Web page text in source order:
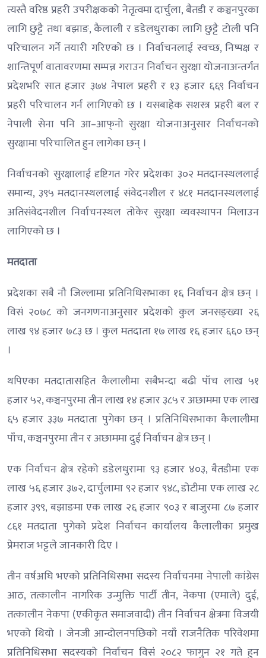
त्यस्तै वरिष्ठ प्रहरी उपरीक्षकको नेतृत्वमा दार्चुला, बैतडी र कञ्चनपुरका
लागि छुट्टै तथा बझाङ, कैलाली र डडेलधुराका लागि छुट्टै टोली पनि
परिचालन गर्ने तयारी गरिएको छ । निर्वाचनलाई स्वच्छ, निष्पक्ष र
शान्तिपूर्ण वातावरणमा सम्पन्न गराउन निर्वाचन सुरक्षा योजनाअन्तर्गत
प्रदेशभरि सात हजार ३७४ नेपाल प्रहरी र १३ हजार ६६९ निर्वाचन
प्रहरी परिचालन गर्न लागिएको छ । यसबाहेक सशस्त्र प्रहरी बल र
नेपाली सेना पनि आ–आफ्‌नो सुरक्षा योजनाअनुसार निर्वाचनको
सुरक्षामा परिचालित हुन लागेका छन् ।
निर्वाचनको सुरक्षालाई दृष्टिगत गरेर प्रदेशका ३०२ मतदानस्थललाई
समान्य, ३९५ मतदानस्थललाई संवेदनशील र ४८१ मतदानस्थललाई
अतिसंवेदनशील निर्वाचनस्थल तोकेर सुरक्षा व्यवस्थापन मिलाउन
लागिएको छ ।
मतदाता
प्रदेशका सबै नौ जिल्लामा प्रतिनिधिसभाका १६ निर्वाचन क्षेत्र छन् ।
विसं २०७८ को जनगणनाअनुसार प्रदेशको कुल जनसङ्ख्या २६
लाख ९४ हजार ७८३ छ । कुल मतदाता १७ लाख १६ हजार ६६० छन्
।
थपिएका मतदातासहित कैलालीमा सबैभन्दा बढी पाँच लाख ५१
हजार ५२, कञ्चनपुरमा तीन लाख १४ हजार ३८५ र अछाममा एक लाख
६५ हजार ३३७ मतदाता पुगेका छन् । प्रतिनिधिसभाका कैलालीमा
पाँच, कञ्चनपुरमा तीन र अछाममा दुई निर्वाचन क्षेत्र छन् ।
एक निर्वाचन क्षेत्र रहेको डडेलधुरामा ९३ हजार ४०३, बैतडीमा एक
लाख ५६ हजार ३७२, दार्चुलामा ९२ हजार ९४८, डोटीमा एक लाख २८
हजार ३९९, बझाङमा एक लाख २६ हजार ९०३ र बाजुरमा ८७ हजार
८६१ मतदाता पुगेको प्रदेश निर्वाचन कार्यालय कैलालीका प्रमुख
प्रेमराज भट्टले जानकारी दिए ।
तीन वर्षअघि भएको प्रतिनिधिसभा सदस्य निर्वाचनमा नेपाली कांग्रेस
आठ, तत्कालीन नागरिक उन्मुक्ति पार्टी तीन, नेकपा (एमाले) दुई,
तत्कालीन नेकपा (एकीकृत समाजवादी) तीन निर्वाचन क्षेत्रमा विजयी
भएको थियो । जेनजी आन्दोलनपछिको नयाँ राजनैतिक परिवेशमा
प्रतिनिधिसभा सदस्यको निर्वाचन विसंं २०८२ फागुन २१ गते हुन